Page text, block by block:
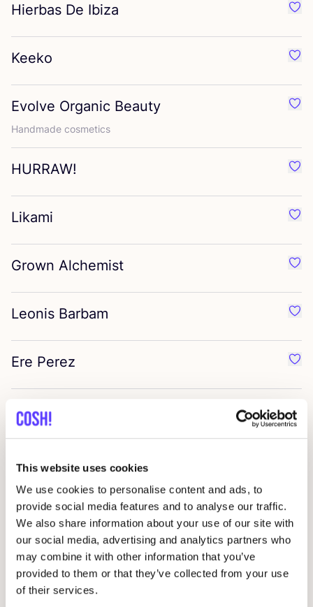
This website uses cookies
We use cookies to personalise content and ads, to
provide social media features and to analyse our traffic.
We also share information about your use of our site with
our social media, advertising and analytics partners who
may combine it with other information that you’ve
provided to them or that they’ve collected from your use
of their services.
Hierbas De Ibiza
Keeko
Evolve Organic Beauty
Hand­ma­de cosmetics
HURRAW!
Likami
Grown Alchemist
Leonis Barbam
Ere Perez
Henné
Skin by Dings
Maiwe